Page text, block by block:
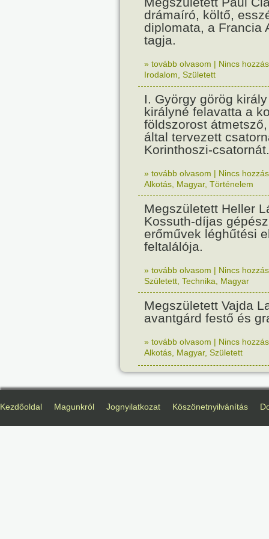
drámaíró, költő,
diplomata, a Francia
tagja.
» tovább olvasom | Nincs
Irodalom Született
I. György görög
királyné felavatta a
földszorost
által tervezett
Korinthoszi-csatornát.
» tovább olvasom | Nincs
Alkotás Magyar, Történelem
Megszületett Heller
Kossuth-díjas
erőművek léghűtési
feltalálója.
» tovább olvasom | Nincs
Született Technika Magyar
Megszületett Vajda
avantgárd festő és
» tovább olvasom | Nincs
Alkotás Magyar, Született
Kezdőoldal Magunkról Jognyilatkozat Köszönetnyilvánítás